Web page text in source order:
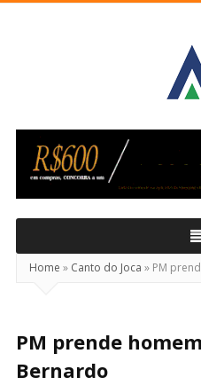
Real
Home » Canto do Joca » PM
PM prende
Bernardo